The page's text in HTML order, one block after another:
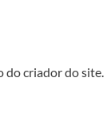
do criador do site.